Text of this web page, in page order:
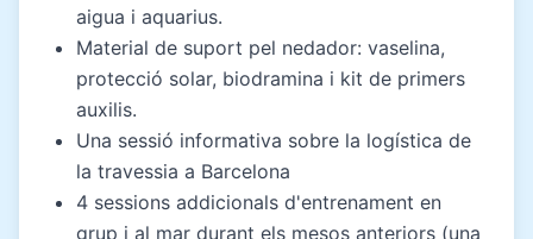
aigua i aquarius.
Material de suport pel nedador: vaselina,
protecció solar, biodramina i kit de primers
auxilis.
Una sessió informativa sobre la logística de
la travessia a Barcelona
4 sessions addicionals d'entrenament en
grup i al mar durant els mesos anteriors (una